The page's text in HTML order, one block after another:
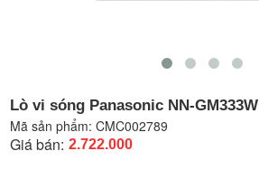
Lò vi sóng Panasonic NN-GM333W
Mã sản phẩm:CMC002789
Giá bán: 2.722.000